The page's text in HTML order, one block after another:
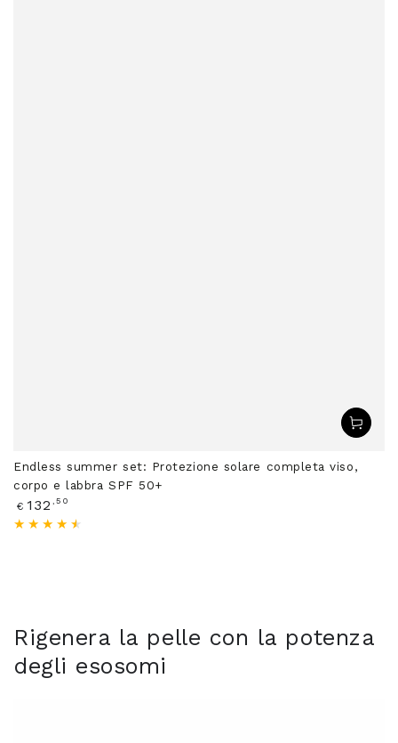
Endless summer set: Protezione solare completa viso,
corpo e labbra SPF 50+
Prezzo
regolare
€ 132 ,50
Rigenera la pelle con la potenza
degli esosomi